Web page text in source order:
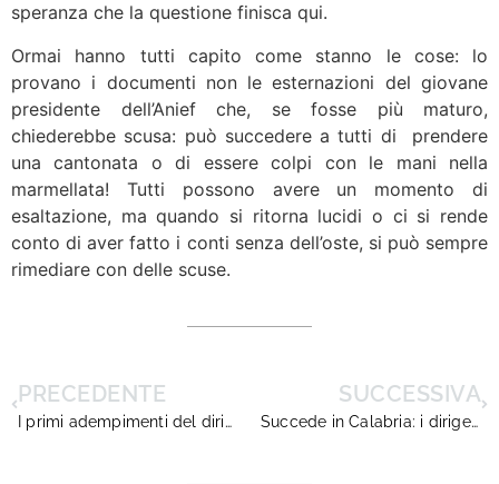
speranza che la questione finisca qui.
Ormai hanno tutti capito come stanno le cose: lo
provano i documenti non le esternazioni del giovane
presidente dell’Anief che, se fosse più maturo,
chiederebbe scusa: può succedere a tutti di prendere
una cantonata o di essere colpi con le mani nella
marmellata! Tutti possono avere un momento di
esaltazione, ma quando si ritorna lucidi o ci si rende
conto di aver fatto i conti senza dell’oste, si può sempre
rimediare con delle scuse.
PRECEDENTE
I primi adempimenti del dirigente scolastico alla luce della legge 107/15: Una guida ragionata
SUCCESSIVA
Succede in Calabria: i dirigenti scolastici senza retribuzione di posizione e di risultato